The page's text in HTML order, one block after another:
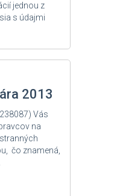
jednou z
s údajmi
2013
Vás
na
čo znamená,